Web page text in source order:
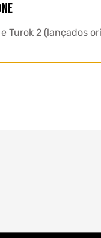
Turok 2 (lançados